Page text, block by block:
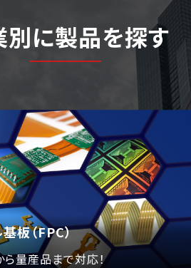
別に製品を探す
板（FPC）
ら量産品まで対応！